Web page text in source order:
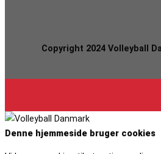
Copyright 2024 Volleyball
Denne hjemmeside bruger cookies